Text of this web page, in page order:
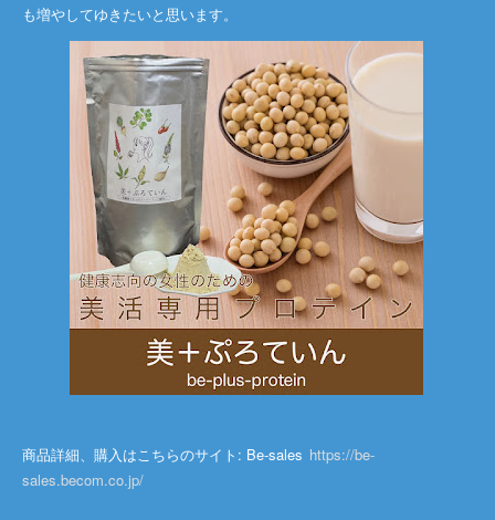
も増やしてゆきたいと思います。
商品詳細、購入はこちらのサイト: Be-sales https://be-
sales.becom.co.jp/